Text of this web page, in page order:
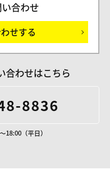
合わせ
せする
合わせはこちら
8836
18:00（平日）